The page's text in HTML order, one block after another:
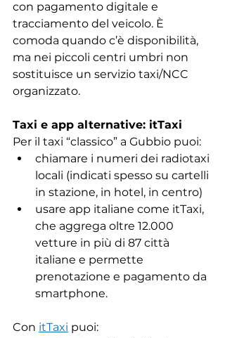
con pagamento digitale e
tracciamento del veicolo. È
comoda quando c’è disponibilità,
ma nei piccoli centri umbri non
sostituisce un servizio taxi/NCC
organizzato.
Taxi e app alternative: itTaxi
Per il taxi “classico” a Gubbio puoi:
chiamare i numeri dei radiotaxi
locali (indicati spesso su cartelli
in stazione, in hotel, in centro)
usare app italiane come itTaxi,
che aggrega oltre 12.000
vetture in più di 87 città
italiane e permette
prenotazione e pagamento da
smartphone.
Con itTaxi puoi: